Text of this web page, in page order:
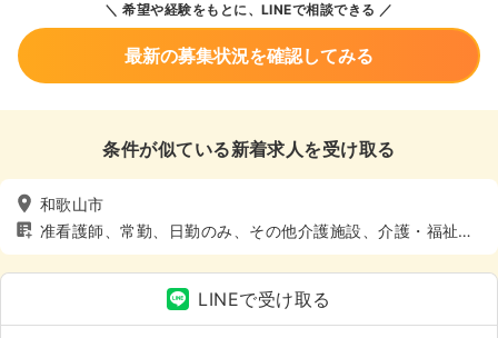
希望や経験をもとに、LINEで相談できる
最新の募集状況を確認してみる
条件が似ている新着求人を受け取る
和歌山市
准看護師、常勤、日勤のみ、その他介護施設、介護・福祉
系、4週8休以上
LINEで受け取る